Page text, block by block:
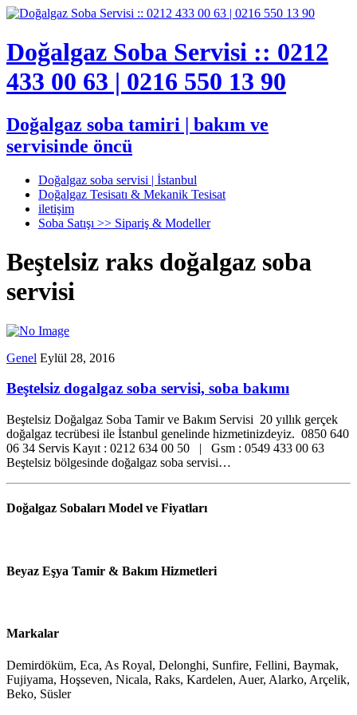
Doğalgaz Soba Servisi :: 0212
433 00 63 | 0216 550 13 90
Doğalgaz soba tamiri | bakım ve
servisinde öncü
Doğalgaz soba servisi | İstanbul
Doğalgaz Tesisatı & Mekanik Tesisat
iletişim
Soba Satışı >> Sipariş & Modeller
Beştelsiz raks doğalgaz soba
servisi
Genel Eylül 28, 2016
Beştelsiz dogalgaz soba servisi, soba bakımı
Beştelsiz Doğalgaz Soba Tamir ve Bakım Servisi 20 yıllık gerçek
doğalgaz tecrübesi ile İstanbul genelinde hizmetinizdeyiz. 0850 640
06 34 Servis Kayıt : 0212 634 00 50 | Gsm : 0549 433 00 63
Beştelsiz bölgesinde doğalgaz soba servisi…
Doğalgaz Sobaları Model ve Fiyatları
Beyaz Eşya Tamir & Bakım Hizmetleri
Markalar
Demirdöküm, Eca, As Royal, Delonghi, Sunfire, Fellini, Baymak,
Fujiyama, Hoşseven, Nicala, Raks, Kardelen, Auer, Alarko, Arçelik,
Beko, Süsler